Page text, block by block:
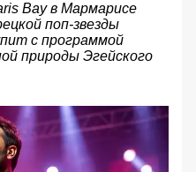
Bay в Мармарисе
поп-звезды
с программой
природы Эгейского